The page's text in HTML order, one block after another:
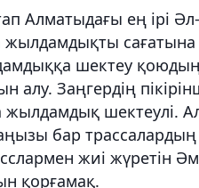
Алматыдағы ең ірі
шектеу қоюдың
алу. Заңгердің
жылдамдық
бар
жиі жүретін
қорғамақ.